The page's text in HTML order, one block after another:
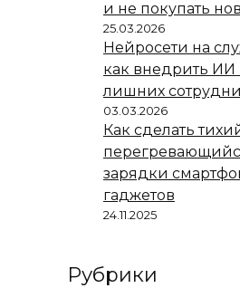
и не покупать
25.03.2026
Нейросети на
как внедрить ИИ
лишних
03.03.2026
Как сделать
зарядки
гаджетов
24.11.2025
Рубрики